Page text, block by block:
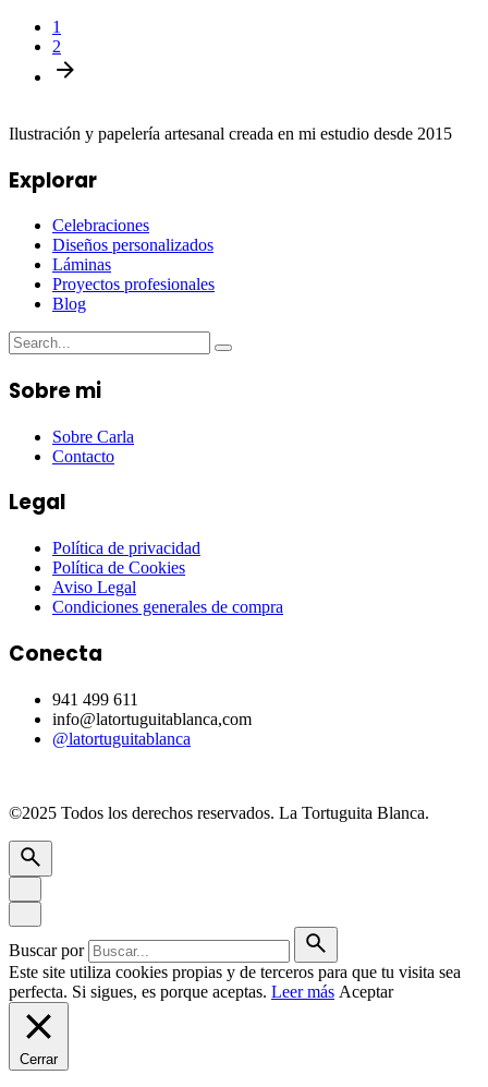
1
2
Ilustración y papelería artesanal creada en mi estudio desde 2015
Explorar
Celebraciones
Diseños personalizados
Láminas
Proyectos profesionales
Blog
Sobre mi
Sobre Carla
Contacto
Legal
Política de privacidad
Política de Cookies
Aviso Legal
Condiciones generales de compra
Conecta
941 499 611
info@latortuguitablanca,com
@latortuguitablanca
©2025 Todos los derechos reservados. La Tortuguita Blanca.
Buscar por
Este site utiliza cookies propias y de terceros para que tu visita sea
perfecta. Si sigues, es porque aceptas. Leer más Aceptar
Cerrar